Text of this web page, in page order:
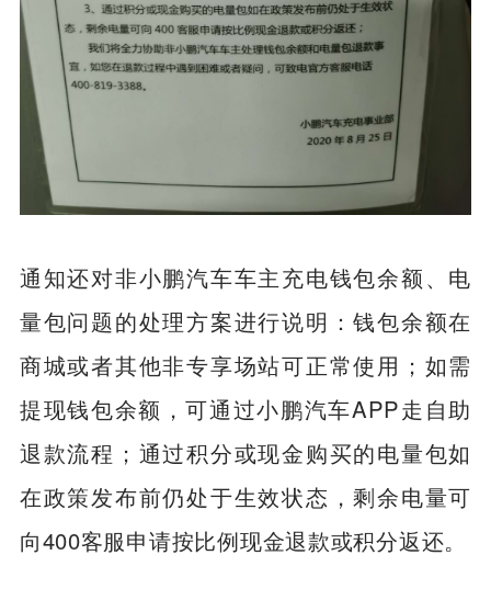
通知还对非小鹏汽车车主充电钱包余额、电
量包问题的处理方案进行说明：钱包余额在
商城或者其他非专享场站可正常使用；如需
提现钱包余额，可通过小鹏汽车APP走自助
退款流程；通过积分或现金购买的电量包如
在政策发布前仍处于生效状态，剩余电量可
向400客服申请按比例现金退款或积分返还。